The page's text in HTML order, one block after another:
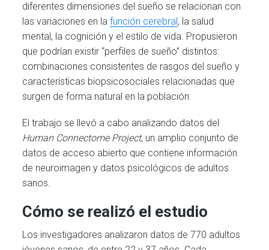
diferentes dimensiones del sueño se relacionan con
las variaciones en lafunción cerebral, la salud
mental, la cognición y el estilo de vida. Propusieron
que podrían existir “perfiles de sueño” distintos:
combinaciones consistentes de rasgos del sueño y
características biopsicosociales relacionadas que
surgen de forma natural en la población.
El trabajo se llevó a cabo analizando datos del
Human Connectome Project, un amplio conjunto de
datos de acceso abierto que contiene información
de neuroimagen y datos psicológicos de adultos
sanos.
Cómo se realizó el estudio
Los investigadores analizaron datos de 770 adultos